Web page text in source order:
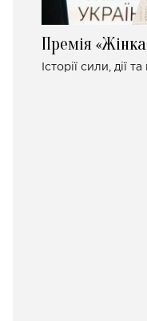
Премія
Історії сили, дії